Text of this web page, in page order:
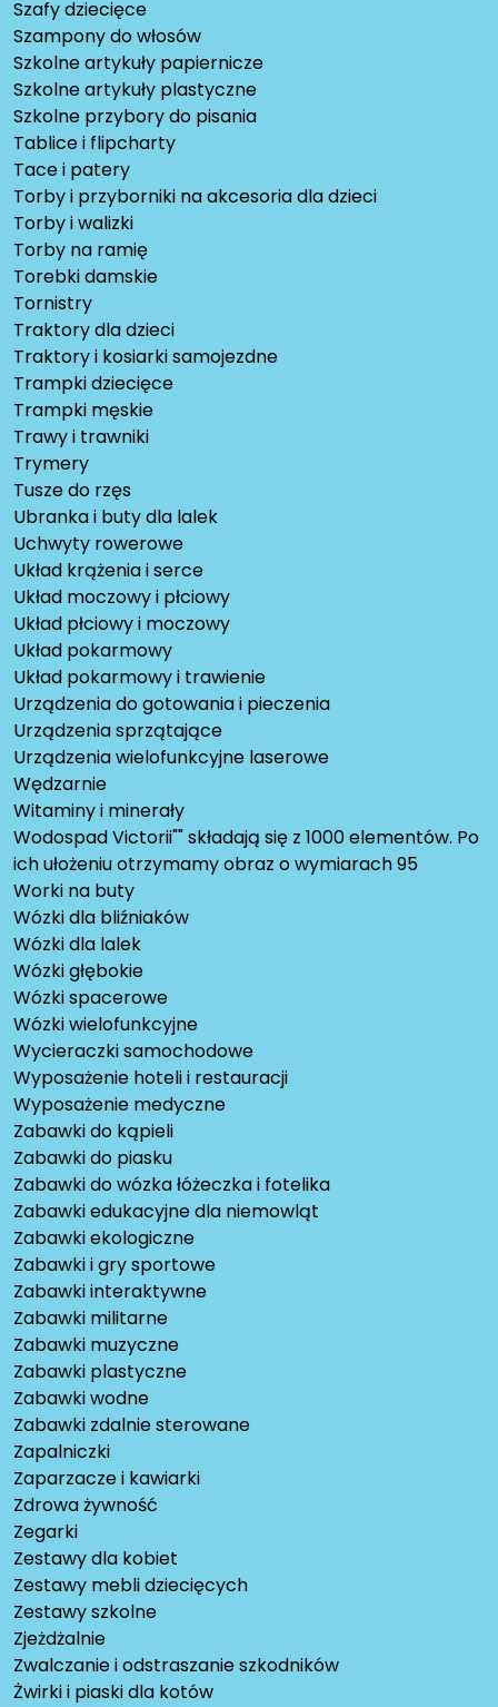
Szafy dziecięce
Szampony do włosów
Szkolne artykuły papiernicze
Szkolne artykuły plastyczne
Szkolne przybory do pisania
Tablice i flipcharty
Tace i patery
Torby i przyborniki na akcesoria dla dzieci
Torby i walizki
Torby na ramię
Torebki damskie
Tornistry
Traktory dla dzieci
Traktory i kosiarki samojezdne
Trampki dziecięce
Trampki męskie
Trawy i trawniki
Trymery
Tusze do rzęs
Ubranka i buty dla lalek
Uchwyty rowerowe
Układ krążenia i serce
Układ moczowy i płciowy
Układ płciowy i moczowy
Układ pokarmowy
Układ pokarmowy i trawienie
Urządzenia do gotowania i pieczenia
Urządzenia sprzątające
Urządzenia wielofunkcyjne laserowe
Wędzarnie
Witaminy i minerały
Wodospad Victorii"" składają się z 1000 elementów. Po
ich ułożeniu otrzymamy obraz o wymiarach 95
Worki na buty
Wózki dla bliźniaków
Wózki dla lalek
Wózki głębokie
Wózki spacerowe
Wózki wielofunkcyjne
Wycieraczki samochodowe
Wyposażenie hoteli i restauracji
Wyposażenie medyczne
Zabawki do kąpieli
Zabawki do piasku
Zabawki do wózka łóżeczka i fotelika
Zabawki edukacyjne dla niemowląt
Zabawki ekologiczne
Zabawki i gry sportowe
Zabawki interaktywne
Zabawki militarne
Zabawki muzyczne
Zabawki plastyczne
Zabawki wodne
Zabawki zdalnie sterowane
Zapalniczki
Zaparzacze i kawiarki
Zdrowa żywność
Zegarki
Zestawy dla kobiet
Zestawy mebli dziecięcych
Zestawy szkolne
Zjeżdżalnie
Zwalczanie i odstraszanie szkodników
Żwirki i piaski dla kotów